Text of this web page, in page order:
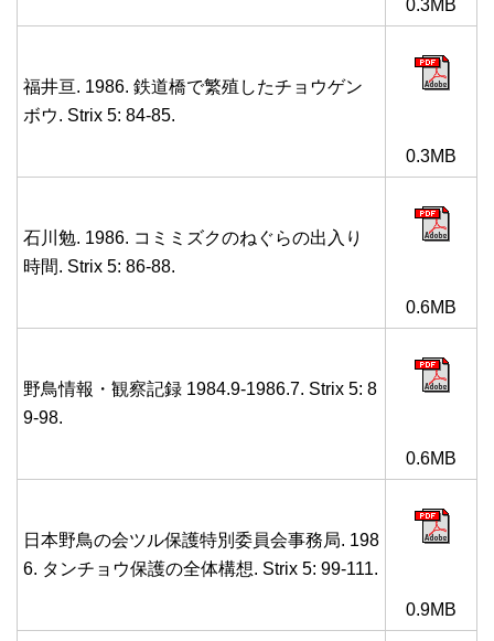
0.3MB
福井亘. 1986. 鉄道橋で繁殖したチョウゲン
ボウ. Strix 5: 84-85.
0.3MB
石川勉. 1986. コミミズクのねぐらの出入り
時間. Strix 5: 86-88.
0.6MB
野鳥情報・観察記録 1984.9-1986.7. Strix 5: 8
9-98.
0.6MB
日本野鳥の会ツル保護特別委員会事務局. 198
6. タンチョウ保護の全体構想. Strix 5: 99-111.
0.9MB